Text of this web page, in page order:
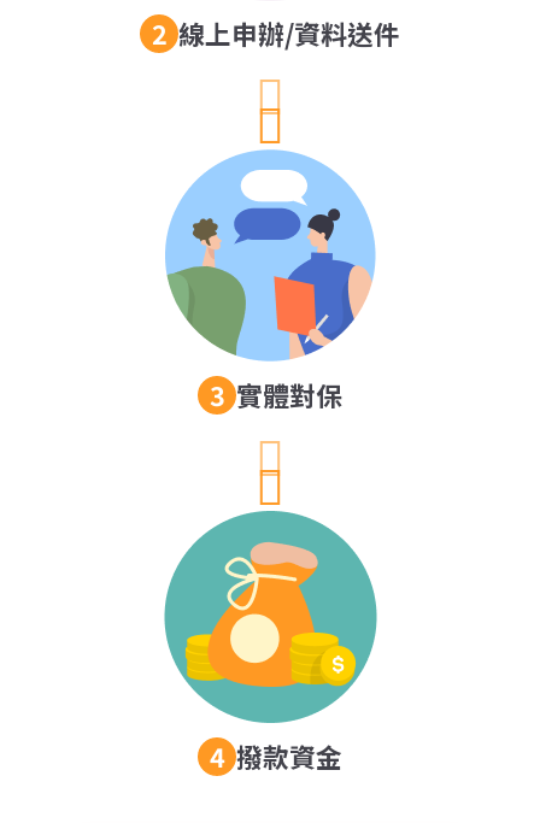
線上申辦/資料送件
實體對保
撥款資金